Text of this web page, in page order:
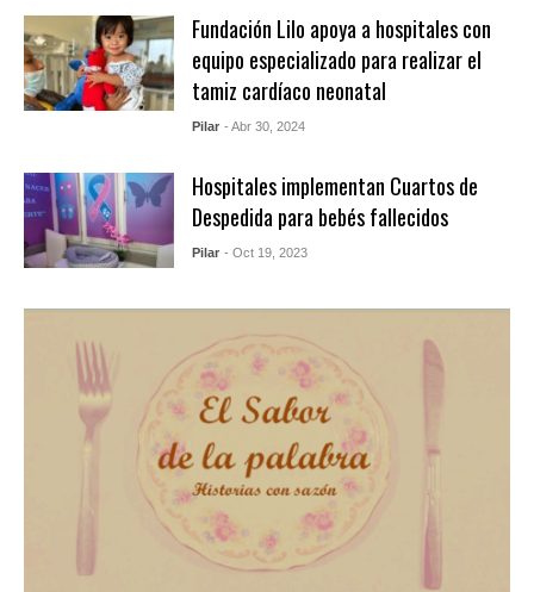
Fundación Lilo apoya a hospitales con
equipo especializado para realizar el
tamiz cardíaco neonatal
Pilar - Abr 30, 2024
Hospitales implementan Cuartos de
Despedida para bebés fallecidos
Pilar - Oct 19, 2023